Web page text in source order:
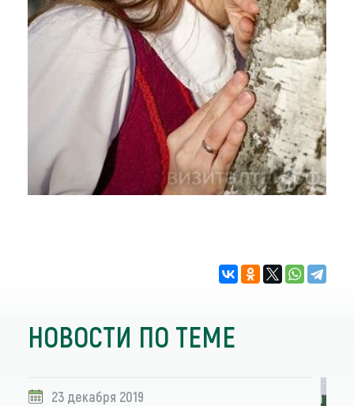
НОВОСТИ ПО ТЕМЕ
23 декабря 2019